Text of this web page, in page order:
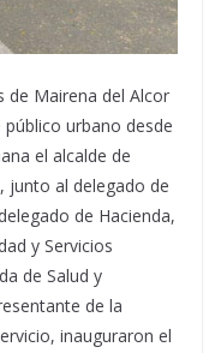
de Mairena del Alcor
urbano desde
el alcalde de
junto al delegado de
de Hacienda,
y Servicios
de Salud y
de la
inauguraron el